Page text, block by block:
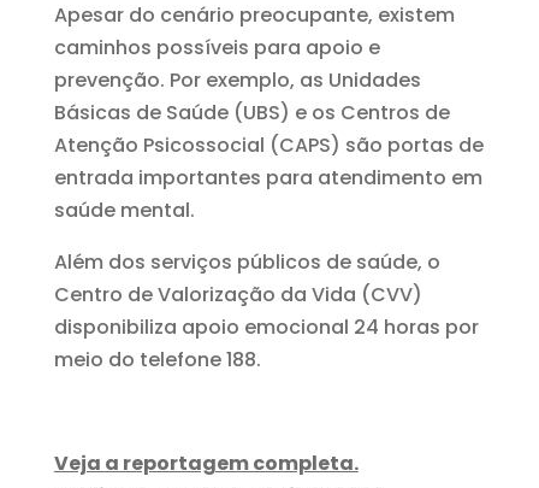
Apesar do cenário preocupante, existem
caminhos possíveis para apoio e
prevenção. Por exemplo, as Unidades
Básicas de Saúde (UBS) e os Centros de
Atenção Psicossocial (CAPS) são portas de
entrada importantes para atendimento em
saúde mental.
Além dos serviços públicos de saúde, o
Centro de Valorização da Vida (CVV)
disponibiliza apoio emocional 24 horas por
meio do telefone 188.
Veja a reportagem completa.